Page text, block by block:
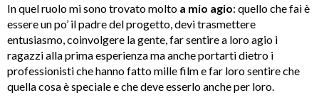
In quel ruolo mi sono trovato molto a mio agio: quello che fai è
essere un po’ il padre del progetto, devi trasmettere
entusiasmo, coinvolgere la gente, far sentire a loro agio i
ragazzi alla prima esperienza ma anche portarti dietro i
professionisti che hanno fatto mille film e far loro sentire che
quella cosa è speciale e che deve esserlo anche per loro.